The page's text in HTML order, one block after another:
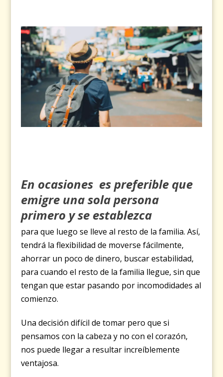
En ocasiones es preferible que
emigre una sola persona
primero y se establezca
para que luego se lleve al resto de la familia. Así,
tendrá la flexibilidad de moverse fácilmente,
ahorrar un poco de dinero, buscar estabilidad,
para cuando el resto de la familia llegue, sin que
tengan que estar pasando por incomodidades al
comienzo.
Una decisión difícil de tomar pero que si
pensamos con la cabeza y no con el corazón,
nos puede llegar a resultar increíblemente
ventajosa.